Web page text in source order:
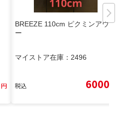
円
BREEZE 110cm ピクミンアウタ
ー
マイストア在庫： 2496
税込 6000